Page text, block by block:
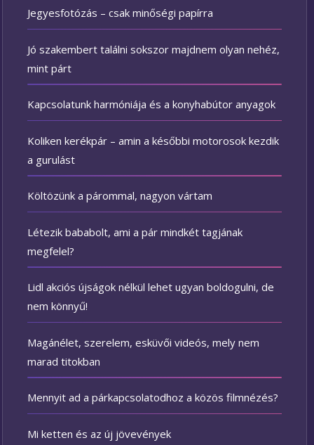
Jegyesfotózás – csak minőségi papírra
Jó szakembert találni sokszor majdnem olyan nehéz,
mint párt
Kapcsolatunk harmóniája és a konyhabútor anyagok
Koliken kerékpár – amin a későbbi motorosok kezdik
a gurulást
Költözünk a párommal, nagyon vártam
Létezik bababolt, ami a pár mindkét tagjának
megfelel?
Lidl akciós újságok nélkül lehet ugyan boldogulni, de
nem könnyű!
Magánélet, szerelem, esküvői videós, mely nem
marad titokban
Mennyit ad a párkapcsolatodhoz a közös filmnézés?
Mi ketten és az új jövevények